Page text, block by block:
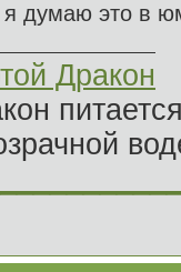
думаю это в
Дракон